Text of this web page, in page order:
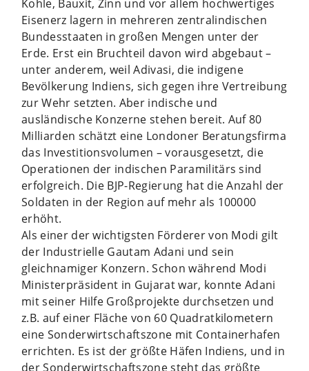
Kohle, Bauxit, Zinn und vor allem hochwertiges
Eisenerz lagern in mehreren zentralindischen
Bundesstaaten in großen Mengen unter der
Erde. Erst ein Bruchteil davon wird abgebaut –
unter anderem, weil Adivasi, die indigene
Bevölkerung Indiens, sich gegen ihre Vertreibung
zur Wehr setzten. Aber indische und
ausländische Konzerne stehen bereit. Auf 80
Milliarden schätzt eine Londoner Beratungsfirma
das Investitionsvolumen – vorausgesetzt, die
Operationen der indischen Paramilitärs sind
erfolgreich. Die BJP-Regierung hat die Anzahl der
Soldaten in der Region auf mehr als 100000
erhöht.
Als einer der wichtigsten Förderer von Modi gilt
der Industrielle Gautam Adani und sein
gleichnamiger Konzern. Schon während Modi
Ministerpräsident in Gujarat war, konnte Adani
mit seiner Hilfe Großprojekte durchsetzen und
z.B. auf einer Fläche von 60 Quadratkilometern
eine Sonderwirtschaftszone mit Containerhafen
errichten. Es ist der größte Häfen Indiens, und in
der Sonderwirtschaftszone steht das größte